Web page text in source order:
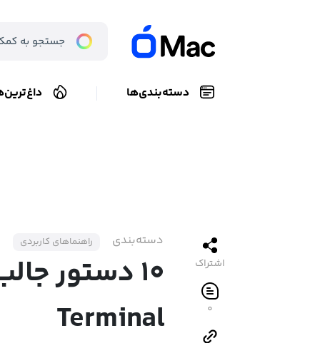
دسته‌بندی‌ها
دسته‌بندی راهنماهای کاربردی
۱۰ دستور
Terminal
اشتراک
۰